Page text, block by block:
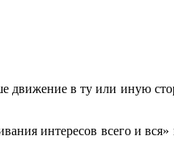
движение в ту или иную
интересов всего и